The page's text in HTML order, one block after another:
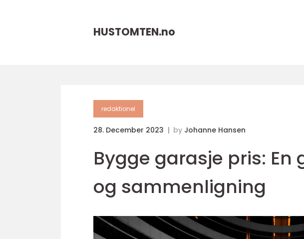
HUSTOMTEN.no
redaktionel
28. December 2023 by Johanne Hansen
Bygge garasje pris:
og sammenligning